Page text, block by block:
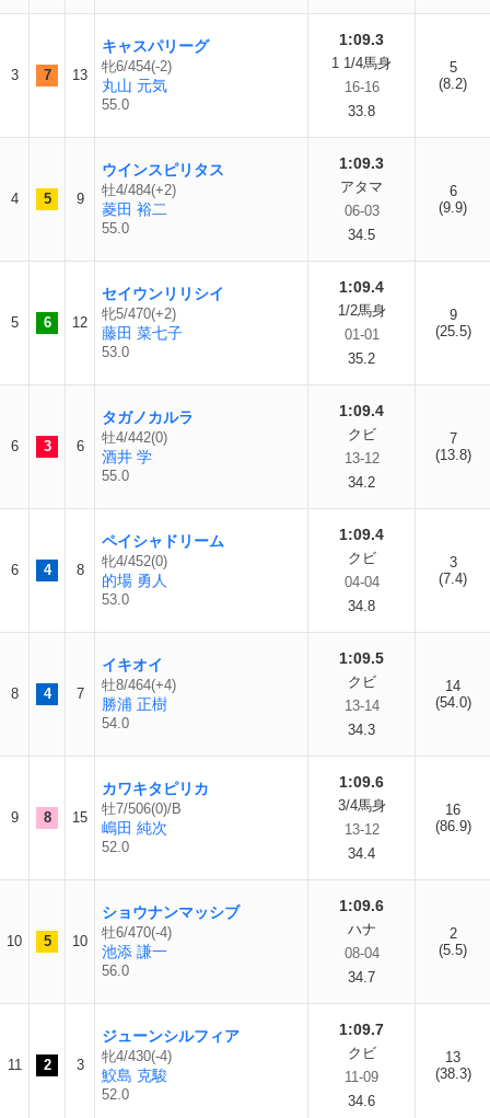
3 7 13
キャスパリーグ
牝6/454(-2)
丸山 元気
55.0
1:09.3
1 1/4馬身
16-16
33.8
5
(8.2)
4 5 9
ウインスピリタス
牡4/484(+2)
菱田 裕二
55.0
1:09.3
アタマ
06-03
34.5
6
(9.9)
5 6 12
セイウンリリシイ
牝5/470(+2)
藤田 菜七子
53.0
1:09.4
1/2馬身
01-01
35.2
9
(25.5)
6 3 6
タガノカルラ
牡4/442(0)
酒井 学
55.0
1:09.4
クビ
13-12
34.2
7
(13.8)
6 4 8
ペイシャドリーム
牝4/452(0)
的場 勇人
53.0
1:09.4
クビ
04-04
34.8
3
(7.4)
8 4 7
イキオイ
牡8/464(+4)
勝浦 正樹
54.0
1:09.5
クビ
13-14
34.3
14
(54.0)
9 8 15
カワキタピリカ
牡7/506(0)/B
嶋田 純次
52.0
1:09.6
3/4馬身
13-12
34.4
16
(86.9)
10 5 10
ショウナンマッシブ
牡6/470(-4)
池添 謙一
56.0
1:09.6
ハナ
08-04
34.7
2
(5.5)
11 2 3
ジューンシルフィア
牝4/430(-4)
鮫島 克駿
52.0
1:09.7
クビ
11-09
34.6
13
(38.3)